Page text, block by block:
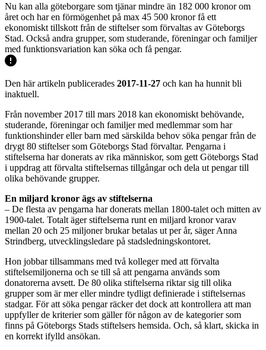
Nu kan alla göteborgare som tjänar mindre än 182 000 kronor om
året och har en förmögenhet på max 45 500 kronor få ett
ekonomiskt tillskott från de stiftelser som förvaltas av Göteborgs
Stad. Också andra grupper, som studerande, föreningar och familjer
med funktionsvariation kan söka och få pengar.
Den här artikeln publicerades 2017-11-27 och kan ha hunnit bli
inaktuell.
Från november 2017 till mars 2018 kan ekonomiskt behövande,
studerande, föreningar och familjer med medlemmar som har
funktionshinder eller barn med särskilda behov söka pengar från de
drygt 80 stiftelser som Göteborgs Stad förvaltar. Pengarna i
stiftelserna har donerats av rika människor, som gett Göteborgs Stad
i uppdrag att förvalta stiftelsernas tillgångar och dela ut pengar till
olika behövande grupper.
En miljard kronor ägs av stiftelserna
– De flesta av pengarna har donerats mellan 1800-talet och mitten av
1900-talet. Totalt äger stiftelserna runt en miljard kronor varav
mellan 20 och 25 miljoner brukar betalas ut per år, säger Anna
Strindberg, utvecklingsledare på stadsledningskontoret.
Hon jobbar tillsammans med två kolleger med att förvalta
stiftelsemiljonerna och se till så att pengarna används som
donatorerna avsett. De 80 olika stiftelserna riktar sig till olika
grupper som är mer eller mindre tydligt definierade i stiftelsernas
stadgar. För att söka pengar räcker det dock att kontrollera att man
uppfyller de kriterier som gäller för någon av de kategorier som
finns på Göteborgs Stads stiftelsers hemsida. Och, så klart, skicka in
en korrekt ifylld ansökan.